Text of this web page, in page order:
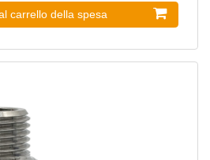
carrello della spesa